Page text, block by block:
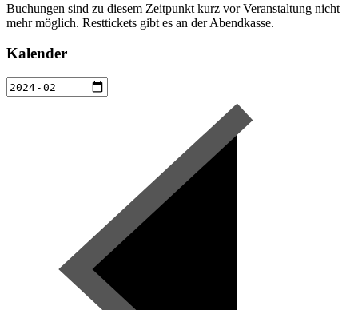
Buchungen sind zu diesem Zeitpunkt kurz vor Veranstaltung nicht
mehr möglich. Resttickets gibt es an der Abendkasse.
Kalender